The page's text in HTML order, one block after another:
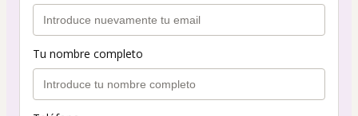
Tu nombre completo